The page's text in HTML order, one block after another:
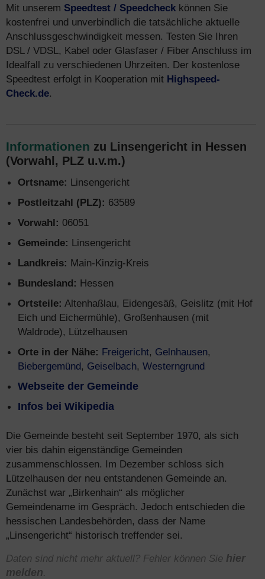
Mit unserem Speedtest / Speedcheck können Sie
kostenfrei und unverbindlich die tatsächliche aktuelle
Anschlussgeschwindigkeit messen. Testen Sie Ihren
DSL / VDSL, Kabel oder Glasfaser / Fiber Anschluss im
Idealfall zu verschiedenen Uhrzeiten. Der kostenlose
Speedtest erfolgt in Kooperation mit Highspeed-
Check.de.
Informationen zu Linsengericht in Hessen
(Vorwahl, PLZ u.v.m.)
Ortsname: Linsengericht
Postleitzahl (PLZ): 63589
Vorwahl: 06051
Gemeinde: Linsengericht
Landkreis: Main-Kinzig-Kreis
Bundesland: Hessen
Ortsteile: Altenhaßlau, Eidengesäß, Geislitz (mit Hof
Eich und Eichermühle), Großenhausen (mit
Waldrode), Lützelhausen
Orte in der Nähe: Freigericht, Gelnhausen,
Biebergemünd, Geiselbach, Westerngrund
Webseite der Gemeinde
Infos bei Wikipedia
Die Gemeinde besteht seit September 1970, als sich
vier bis dahin eigenständige Gemeinden
zusammenschlossen. Im Dezember schloss sich
Lützelhausen der neu entstandenen Gemeinde an.
Zunächst war „Birkenhain“ als möglicher
Gemeindename im Gespräch. Jedoch entschieden die
hessischen Landesbehörden, dass der Name
„Linsengericht“ historisch treffender sei.
Daten sind nicht mehr aktuell? Fehler können Sie hier
melden.